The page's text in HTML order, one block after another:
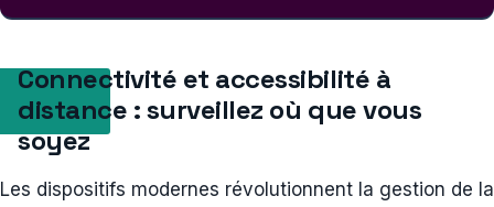
Connectivité et accessibilité à
distance : surveillez où que vous
soyez
Les dispositifs modernes révolutionnent la gestion de la